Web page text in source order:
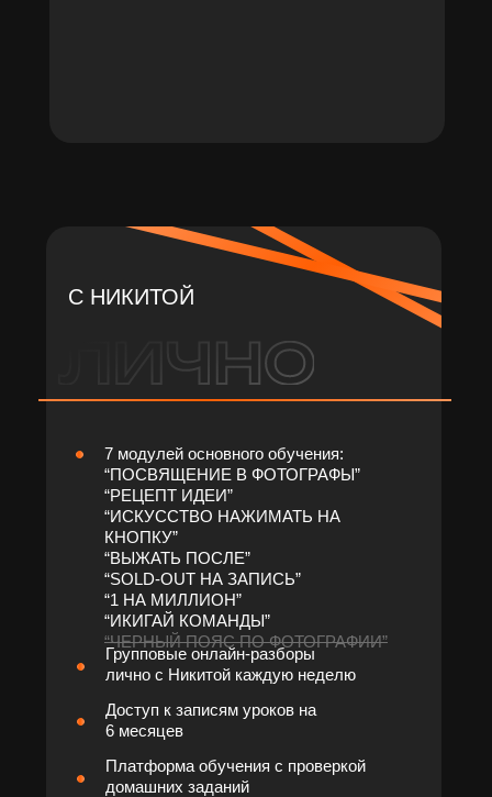
Групповые онлайн-разборы
лично с Никитой каждую неделю
Доступ к записям уроков на
6 месяцев
Платформа обучения с проверкой
домашних заданий
С НИКИТОЙ
7 модулей основного обучения:
“ПОСВЯЩЕНИЕ В ФОТОГРАФЫ”
“РЕЦЕПТ ИДЕИ”
“ИСКУССТВО НАЖИМАТЬ НА
КНОПКУ”
“ВЫЖАТЬ ПОСЛЕ”
“SOLD-OUT НА ЗАПИСЬ”
“1 НА МИЛЛИОН”
“ИКИГАЙ КОМАНДЫ”
“ЧЕРНЫЙ ПОЯС ПО ФОТОГРАФИИ”